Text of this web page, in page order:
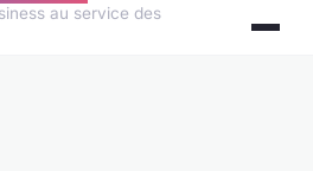
au service des